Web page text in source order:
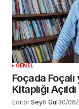
GENEL
Foçada
Kitaplığı Açıldı
Editör Seyfi Gül30/06/